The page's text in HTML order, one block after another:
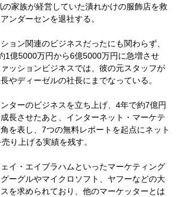
家族が経営していた潰れかけの服飾店を救
ンダーセンを退社する。
ョン関連のビジネスだったにも関わらず、
1億5000万円から6億5000万円に急増させ
ッションビジネスでは、彼の元スタッフが
やディーゼルの社長にまでなっている。
ターのビジネスを立ち上げ、4年で約7億円
長させたあと、インターネット・マーケテ
を表し、7つの無料レポートを起点にネット
り上げる実績を残す。
イ・エイブラハムといったマーケティング
ーグルやマイクロソフト、ヤフーなどの大
を求められており、他のマーケッターとは